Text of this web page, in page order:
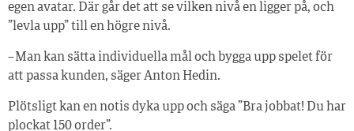
egen avatar. Där går det att se vilken nivå en ligger på, och
”levla upp” till en högre nivå.
– Man kan sätta individuella mål och bygga upp spelet för
att passa kunden, säger Anton Hedin.
Plötsligt kan en notis dyka upp och säga ”Bra jobbat! Du har
plockat 150 order”.